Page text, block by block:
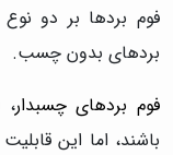
فوم بردها بر دو
بردهای بدون چسب.
فوم بردهای چسبدار،
باشند، اما این